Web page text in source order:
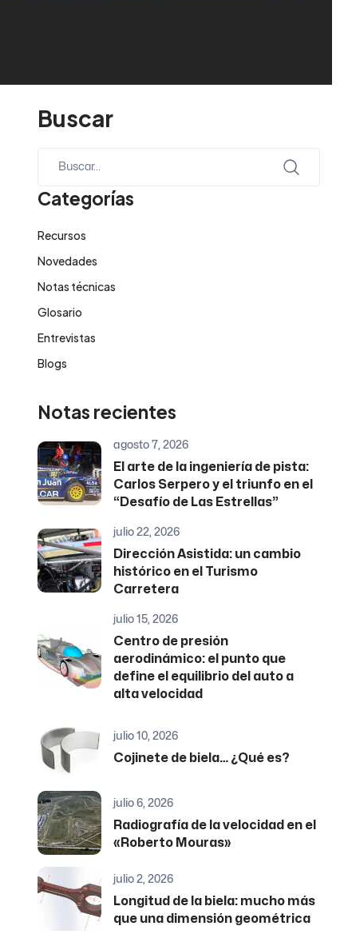
Buscar
Categorías
Recursos
Novedades
Notas técnicas
Glosario
Entrevistas
Blogs
Notas recientes
agosto 7, 2026
El arte de la ingeniería de pista:
Carlos Serpero y el triunfo en el
“Desafío de Las Estrellas”
julio 22, 2026
Dirección Asistida: un cambio
histórico en el Turismo
Carretera
julio 15, 2026
Centro de presión
aerodinámico: el punto que
define el equilibrio del auto a
alta velocidad
julio 10, 2026
Cojinete de biela… ¿Qué es?
julio 6, 2026
Radiografía de la velocidad en el
«Roberto Mouras»
julio 2, 2026
Longitud de la biela: mucho más
que una dimensión geométrica